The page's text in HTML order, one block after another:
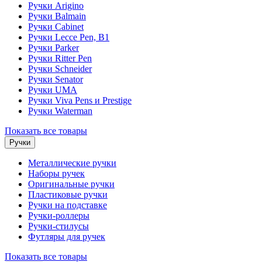
Ручки Arigino
Ручки Balmain
Ручки Cabinet
Ручки Lecce Pen, B1
Ручки Parker
Ручки Ritter Pen
Ручки Schneider
Ручки Senator
Ручки UMA
Ручки Viva Pens и Prestige
Ручки Waterman
Показать все товары
Ручки
Металлические ручки
Наборы ручек
Оригинальные ручки
Пластиковые ручки
Ручки на подставке
Ручки-роллеры
Ручки-стилусы
Футляры для ручек
Показать все товары